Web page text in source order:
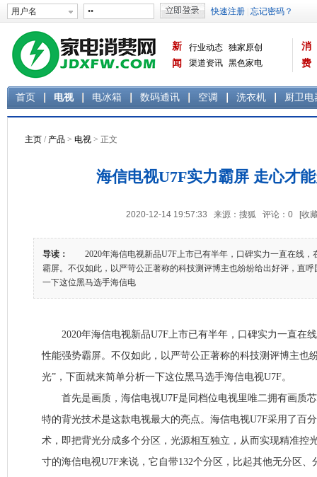
新
闻
行业动态 独家原创
渠道资讯 黑色家电
消
费
首页 电视 电冰箱 数码通讯 空调 洗衣机 厨卫电
主页 / 产品 > 电视 > 正文
海信电视U7F实力霸屏 走心才
2020-12-14 19:57:33 来源：搜狐 评论： 0 [收
导读：
2020年海信电视新品U7F上市已有半年，口碑实力一直在线，
霸屏。不仅如此，以严苛公正著称的科技测评博主也纷纷给出好评，直
一下这位黑马选手海信电
2020年海信电视新品U7F上市已有半年，口碑实力一直在
性能强势霸屏。不仅如此，以严苛公正著称的科技测评博主也
光”，下面就来简单分析一下这位黑马选手海信电视U7F。
首先是画质，海信电视U7F是同档位电视里唯二拥有画质
特的背光技术是这款电视最大的亮点。海信电视U7F采用了百
术，即把背光分成多个分区，光源相互独立，从而实现精准控
寸的海信电视U7F来说，它自带132个分区，比起其他无分区